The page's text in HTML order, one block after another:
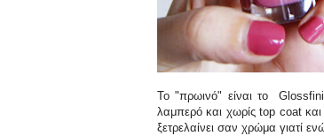
Το "πρωινό" είναι το
λαμπερό και χωρίς top coat
ξετρελαίνει σαν χρώμα γιατί